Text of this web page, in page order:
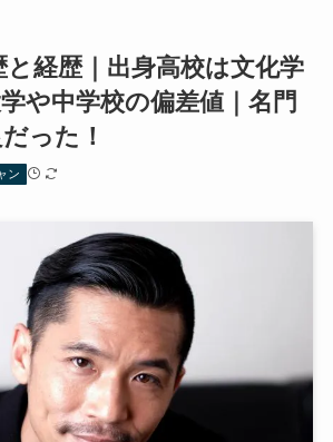
経歴｜出身高校は文化学
や中学校の偏差値｜名門
った！
ン